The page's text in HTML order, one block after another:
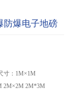
防爆电子地磅
寸：1M×1M
2M×2M 2M*3M